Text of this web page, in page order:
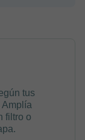
tus
Amplía
filtro o